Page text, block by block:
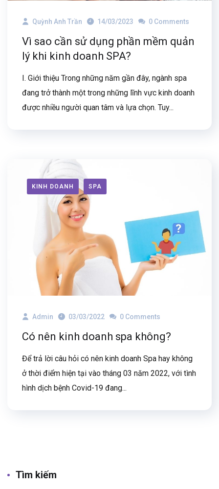
Quỳnh Anh Trần 14/03/2023 0 Comments
Vì sao cần sử dụng phần mềm quản
lý khi kinh doanh SPA?
I. Giới thiệu Trong những năm gần đây, ngành spa
đang trở thành một trong những lĩnh vực kinh doanh
được nhiều người quan tâm và lựa chọn. Tuy...
KINH DOANH SPA
Admin 03/03/2022 0 Comments
Có nên kinh doanh spa không?
Để trả lời câu hỏi có nên kinh doanh Spa hay không
ở thời điểm hiện tại vào tháng 03 năm 2022, với tình
hình dịch bệnh Covid-19 đang...
Tìm kiếm